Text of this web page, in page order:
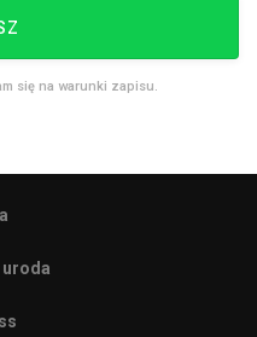
się na warunki zapisu.